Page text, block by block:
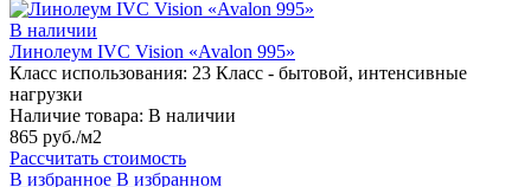
В наличии
Линолеум IVC Vision «Avalon 995»
Класс использования: 23 Класс - бытовой, интенсивные
нагрузки
Наличие товара: В наличии
865 руб./м2
Рассчитать стоимость
В избранное В избранном